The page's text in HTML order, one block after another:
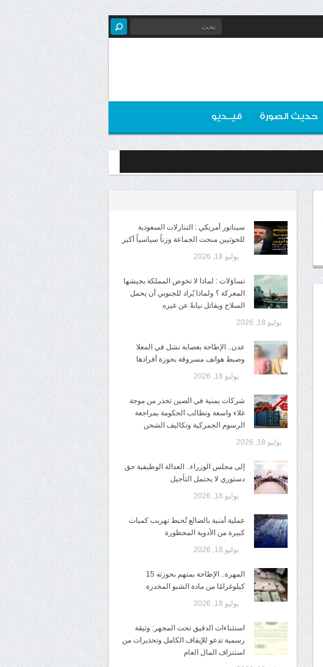
حديث الصورة فيــديو
سيناتور أمريكي : التنازلات السعودية
للحوثيين منحت الجماعة وزناً سياسياً أكبر
يوليو 18, 2026
تساؤلات : لماذا لا تخوض المملكة بجيشها
المعركة ؟ ولماذا يُراد للجنوبي أن يحمل
السلاح ويقاتل نيابةً عن غيره
يوليو 18, 2026
عدن.. الإطاحة بعصابة نشل في المعلا
وضبط هواتف مسروقة بحوزة أفرادها
يوليو 18, 2026
شركات يمنية في الصين تحذر من موجة
غلاء واسعة وتطالب الحكومة بمراجعة
الرسوم الجمركية وتكاليف الشحن
يوليو 18, 2026
إلى مجلس الوزراء.. العدالة الوظيفية حق
دستوري لا يحتمل التأجيل
يوليو 18, 2026
عملية أمنية بالضالع تُحبط تهريب كميات
كبيرة من الأدوية المحظورة
يوليو 18, 2026
المهرة.. الإطاحة بمتهم بحوزته 15
كيلوغرامًا من مادة الشبو المخدرة
يوليو 18, 2026
استثناءات الدقيق تحت المجهر: وثيقة
رسمية تدعو للإيقاف الكامل وتحذيرات من
استنزاف المال العام